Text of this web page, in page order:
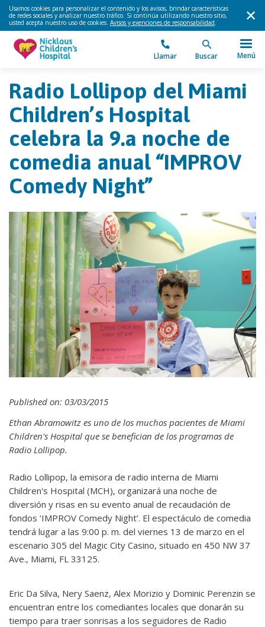
Usamos cookies para personalizar el contenido y los avisos, brindar características
de redes sociales y analizar nuestro tráfico. Si continúa utilizando nuestro sitio,
usted acepta nuestro uso de cookies. Avisos y exenciones de responsabilidad.
Llamar Buscar Menú
Radio Lollipop del Miami
Children’s Hospital
celebra la 9.a noche de
comedia anual “IMPROV
Comedy Night”
Published on: 03/03/2015
Ethan Abramowitz es uno de los muchos pacientes de Miami
Children's Hospital que se benefician de los programas de
Radio Lollipop.
Radio Lollipop, la emisora de radio interna de Miami
Children's Hospital (MCH), organizará una noche de
diversión y risas en su evento anual de recaudación de
fondos ‘IMPROV Comedy Night’. El espectáculo de comedia
tendrá lugar a las 9:00 p. m. del viernes 13 de marzo en el
escenario 305 del Magic City Casino, situado en 450 NW 37
Ave., Miami, FL 33125.
Eric Da Silva, Nery Saenz, Alex Morizio y Dominic Perenzin se
encuentran entre los comediantes locales que donarán su
tiempo para traer sonrisas a los seguidores de Radio